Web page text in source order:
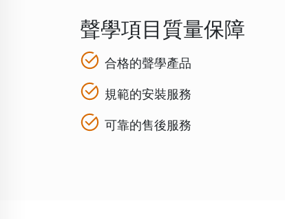
聲學項目質量保障
合格的聲學產品
規範的安裝服務
可靠的售後服務